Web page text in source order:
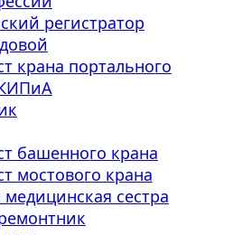
регистратор
крана портального
башенного крана
мостового крана
сестра